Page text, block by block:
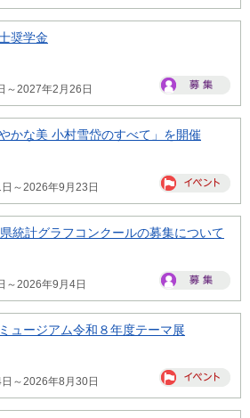
奨学金
～2027年2月26日
かな美 小村雪岱のすべて」を開催
～2026年9月23日
統計グラフコンクールの募集について
～2026年9月4日
ュージアム令和８年度テーマ展
～2026年8月30日